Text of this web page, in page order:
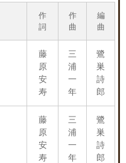
作
詞
作
曲
編
曲
藤
原
安
寿
三
浦
一
年
鷺
巣
詩
郎
藤
原
安
寿
三
浦
一
年
鷺
巣
詩
郎